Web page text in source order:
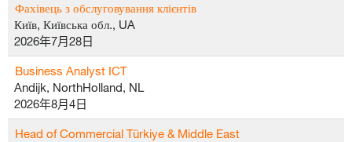
Фахівець з обслуговування клієнтів
Київ, Київська обл., UA
2026年7月28日
Business Analyst ICT
Andijk, NorthHolland, NL
2026年8月4日
Head of Commercial Türkiye & Middle East